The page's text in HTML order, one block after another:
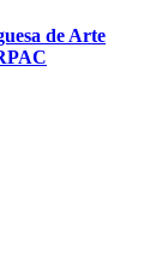
de Arte